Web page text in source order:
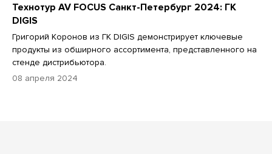
Технотур AV FOCUS Санкт-Петербург 2024: ГК
DIGIS
Григорий Коронов из ГК DIGIS демонстрирует ключевые
продукты из обширного ассортимента, представленного на
стенде дистрибьютора.
08 апреля 2024